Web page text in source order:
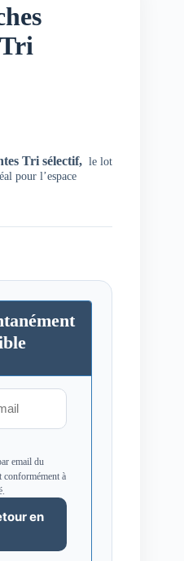
Tri sélectif, le lot
pour l’espace
email du
conformément à